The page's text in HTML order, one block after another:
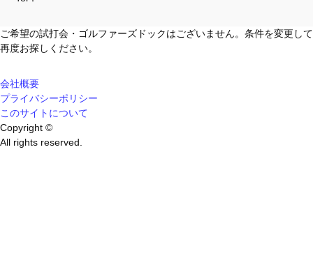
ご希望の試打会・ゴルファーズドックはございません。条件を変更して
再度お探しください。
会社概要
プライバシーポリシー
このサイトについて
Copyright ©
All rights reserved.